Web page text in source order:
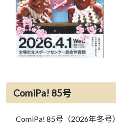
ComiPa! 85号
ComiPa! 85号（2026年冬号）